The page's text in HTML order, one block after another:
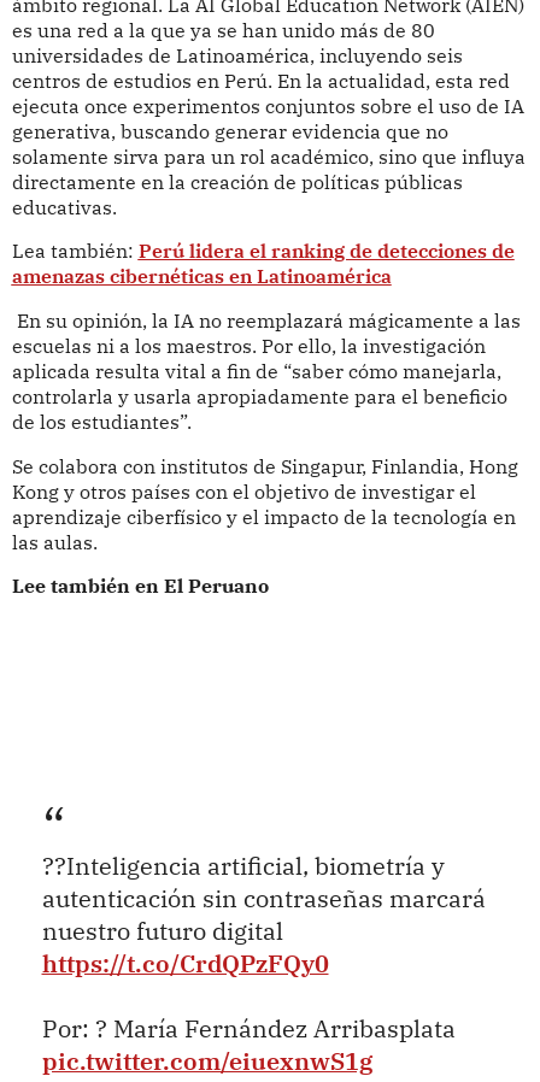
es una red a la que ya se han unido más de 80
universidades de Latinoamérica, incluyendo seis
centros de estudios en Perú. En la actualidad, esta red
ejecuta once experimentos conjuntos sobre el uso de IA
generativa, buscando generar evidencia que no
solamente sirva para un rol académico, sino que influya
directamente en la creación de políticas públicas
educativas.
Lea también: Perú lidera el ranking de detecciones de
amenazas cibernéticas en Latinoamérica
En su opinión, la IA no reemplazará mágicamente a las
escuelas ni a los maestros. Por ello, la investigación
aplicada resulta vital a fin de “saber cómo manejarla,
controlarla y usarla apropiadamente para el beneficio
de los estudiantes”.
Se colabora con institutos de Singapur, Finlandia, Hong
Kong y otros países con el objetivo de investigar el
aprendizaje ciberfísico y el impacto de la tecnología en
las aulas.
Lee también en El Peruano
??Inteligencia artificial, biometría y
autenticación sin contraseñas marcará
nuestro futuro digital
https://t.co/CrdQPzFQy0
Por: ? María Fernández Arribasplata
pic.twitter.com/eiuexnwS1g